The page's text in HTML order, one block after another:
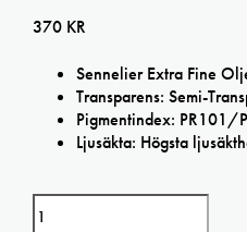
370 KR
Sennelier Extra Fine
Transparens: Semi-
Pigmentindex: PR101/
Ljusäkta: Högsta